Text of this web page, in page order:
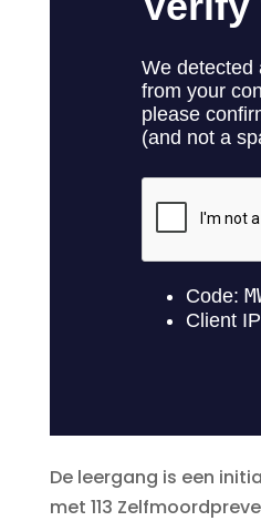
De leergang is een
met 113